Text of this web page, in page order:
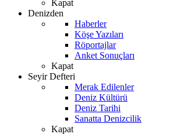
Kapat
Denizden
Haberler
Köşe Yazıları
Röportajlar
Anket Sonuçları
Kapat
Seyir Defteri
Merak Edilenler
Deniz Kültürü
Deniz Tarihi
Sanatta Denizcilik
Kapat